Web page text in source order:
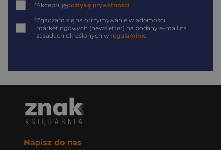
*Akceptujępolitykę prywatności
*Zgadzam się na otrzymywanie wiadomości
marketingowych (newsletter) na podany e-mail na
zasadach określonych w regulaminie
Napisz do nas